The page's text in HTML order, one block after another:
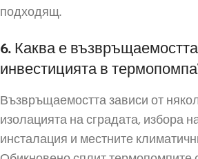
подходящ.
6. Каква е
инвестицията в
Възвръщаемостта зависи от
изолацията на сградата, избора
инсталация и местните